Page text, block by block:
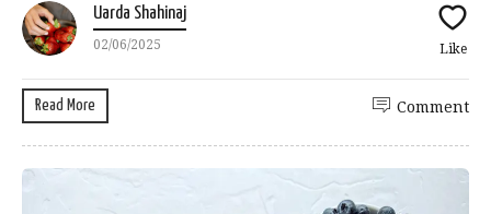
Uarda Shahinaj
02/06/2025 Like
Read More Comment